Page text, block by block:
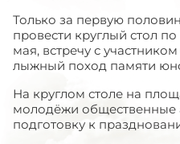
Только за первую
провести круглый стол
мая, встречу с
лыжный поход памяти
На круглом столе на
молодёжи общественные
подготовку к